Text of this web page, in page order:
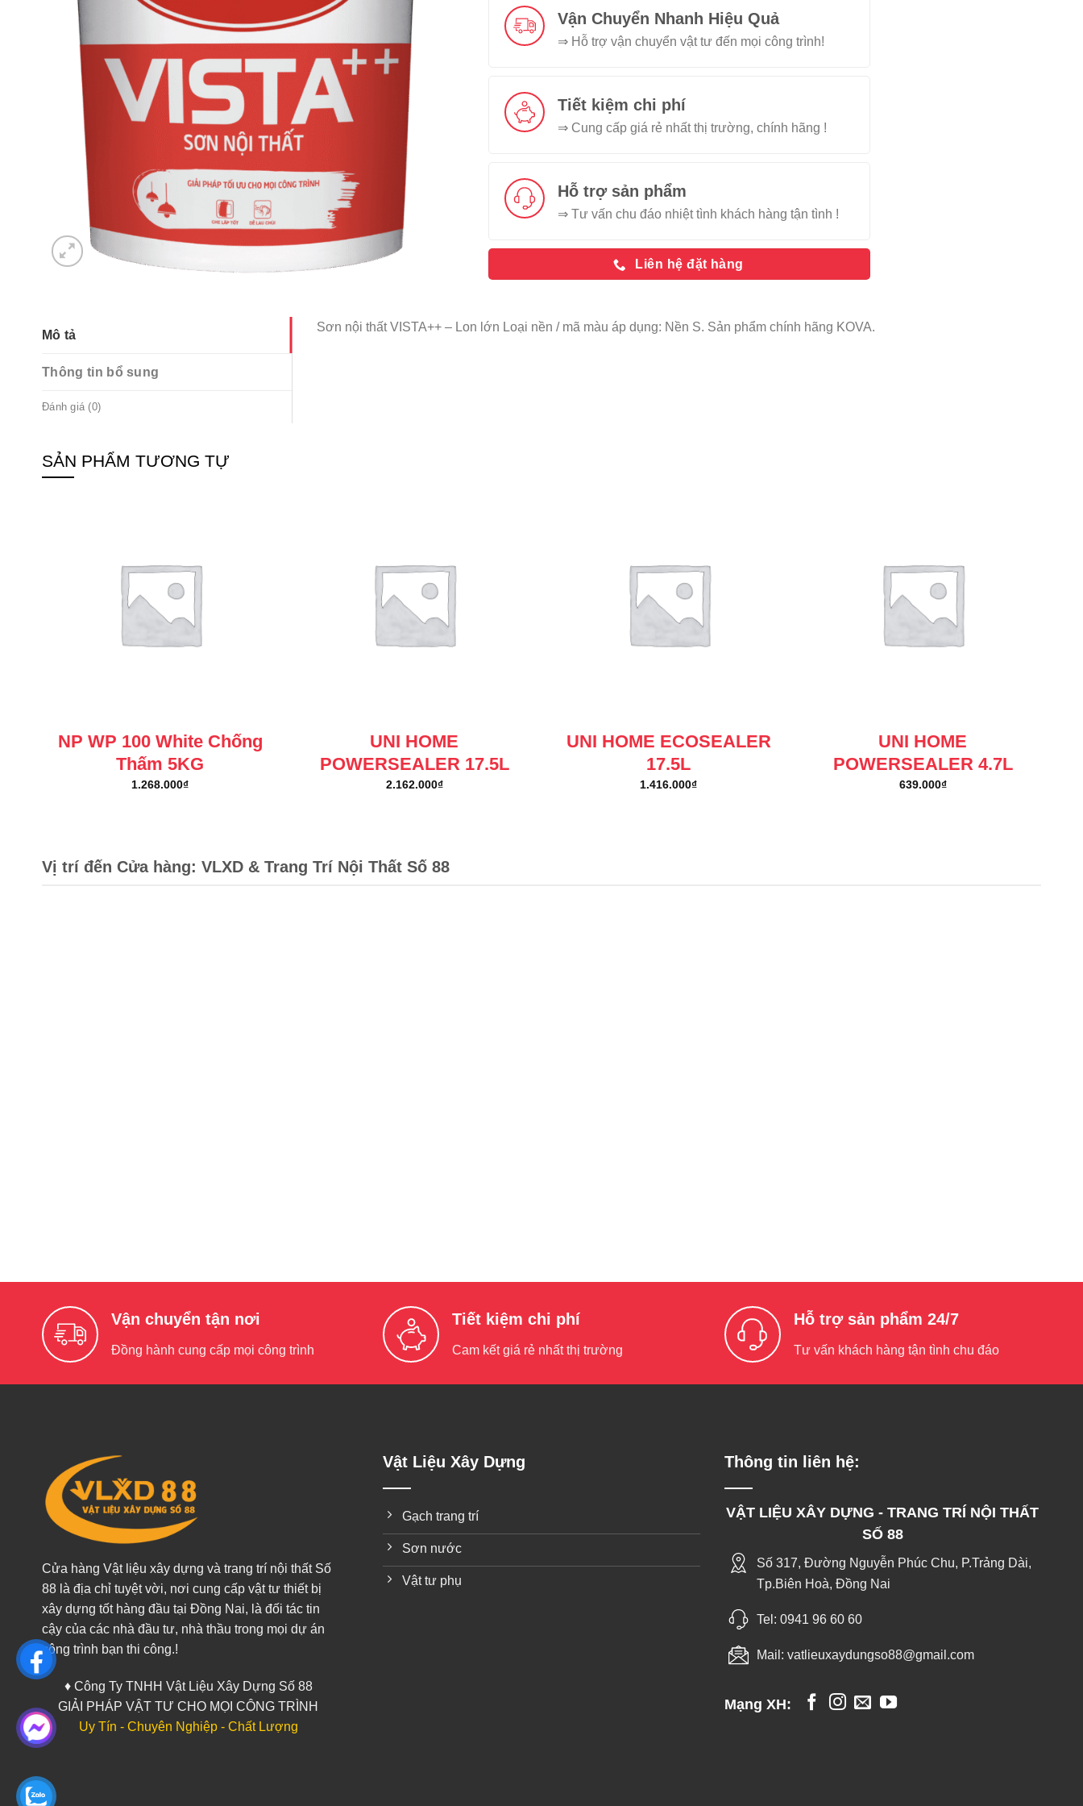
Vận Chuyển Nhanh Hiệu Quả
⇒ Hỗ trợ vận chuyển vật tư đến mọi công trình!
Tiết kiệm chi phí
⇒ Cung cấp giá rẻ nhất thị trường, chính hãng !
Hỗ trợ sản phẩm
⇒ Tư vấn chu đáo nhiệt tình khách hàng tận tình !
Liên hệ đặt hàng
Mô tả
Thông tin bổ sung
Đánh giá (0)
Sơn nội thất VISTA++ – Lon lớn Loại nền / mã màu áp dụng: Nền S. Sản phẩm chính hãng KOVA.
SẢN PHẨM TƯƠNG TỰ
NP WP 100 White Chống
Thấm 5KG
1.268.000₫
UNI HOME
POWERSEALER 17.5L
2.162.000₫
UNI HOME ECOSEALER
17.5L
1.416.000₫
UNI HOME
POWERSEALER 4.7L
639.000₫
Vị trí đến Cửa hàng: VLXD & Trang Trí Nội Thất Số 88
Vận chuyển tận nơi
Đồng hành cung cấp mọi công trình
Tiết kiệm chi phí
Cam kết giá rẻ nhất thị trường
Hỗ trợ sản phẩm 24/7
Tư vấn khách hàng tận tình chu đáo
Cửa hàng Vật liệu xây dựng và trang trí nội thất Số
88 là địa chỉ tuyệt vời, nơi cung cấp vật tư thiết bị
xây dựng tốt hàng đầu tại Đồng Nai, là đối tác tin
cậy của các nhà đầu tư, nhà thầu trong mọi dự án
công trình bạn thi công.!
♦ Công Ty TNHH Vật Liệu Xây Dựng Số 88
GIẢI PHÁP VẬT TƯ CHO MỌI CÔNG TRÌNH
Uy Tín - Chuyên Nghiệp - Chất Lượng
Vật Liệu Xây Dựng
Gạch trang trí
Sơn nước
Vật tư phụ
Thông tin liên hệ:
VẬT LIỆU XÂY DỰNG - TRANG TRÍ NỘI THẤT
SỐ 88
Số 317, Đường Nguyễn Phúc Chu, P.Trảng Dài,
Tp.Biên Hoà, Đồng Nai
Tel: 0941 96 60 60
Mail: vatlieuxaydungso88@gmail.com
Mạng XH: